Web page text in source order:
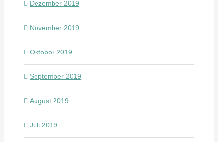
Dezember 2019
November 2019
Oktober 2019
September 2019
August 2019
Juli 2019